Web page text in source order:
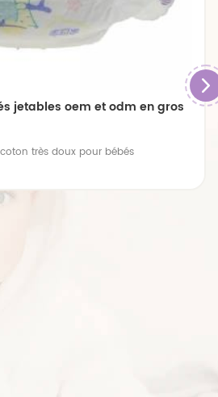
jetables oem et odm en gros
très doux pour bébés